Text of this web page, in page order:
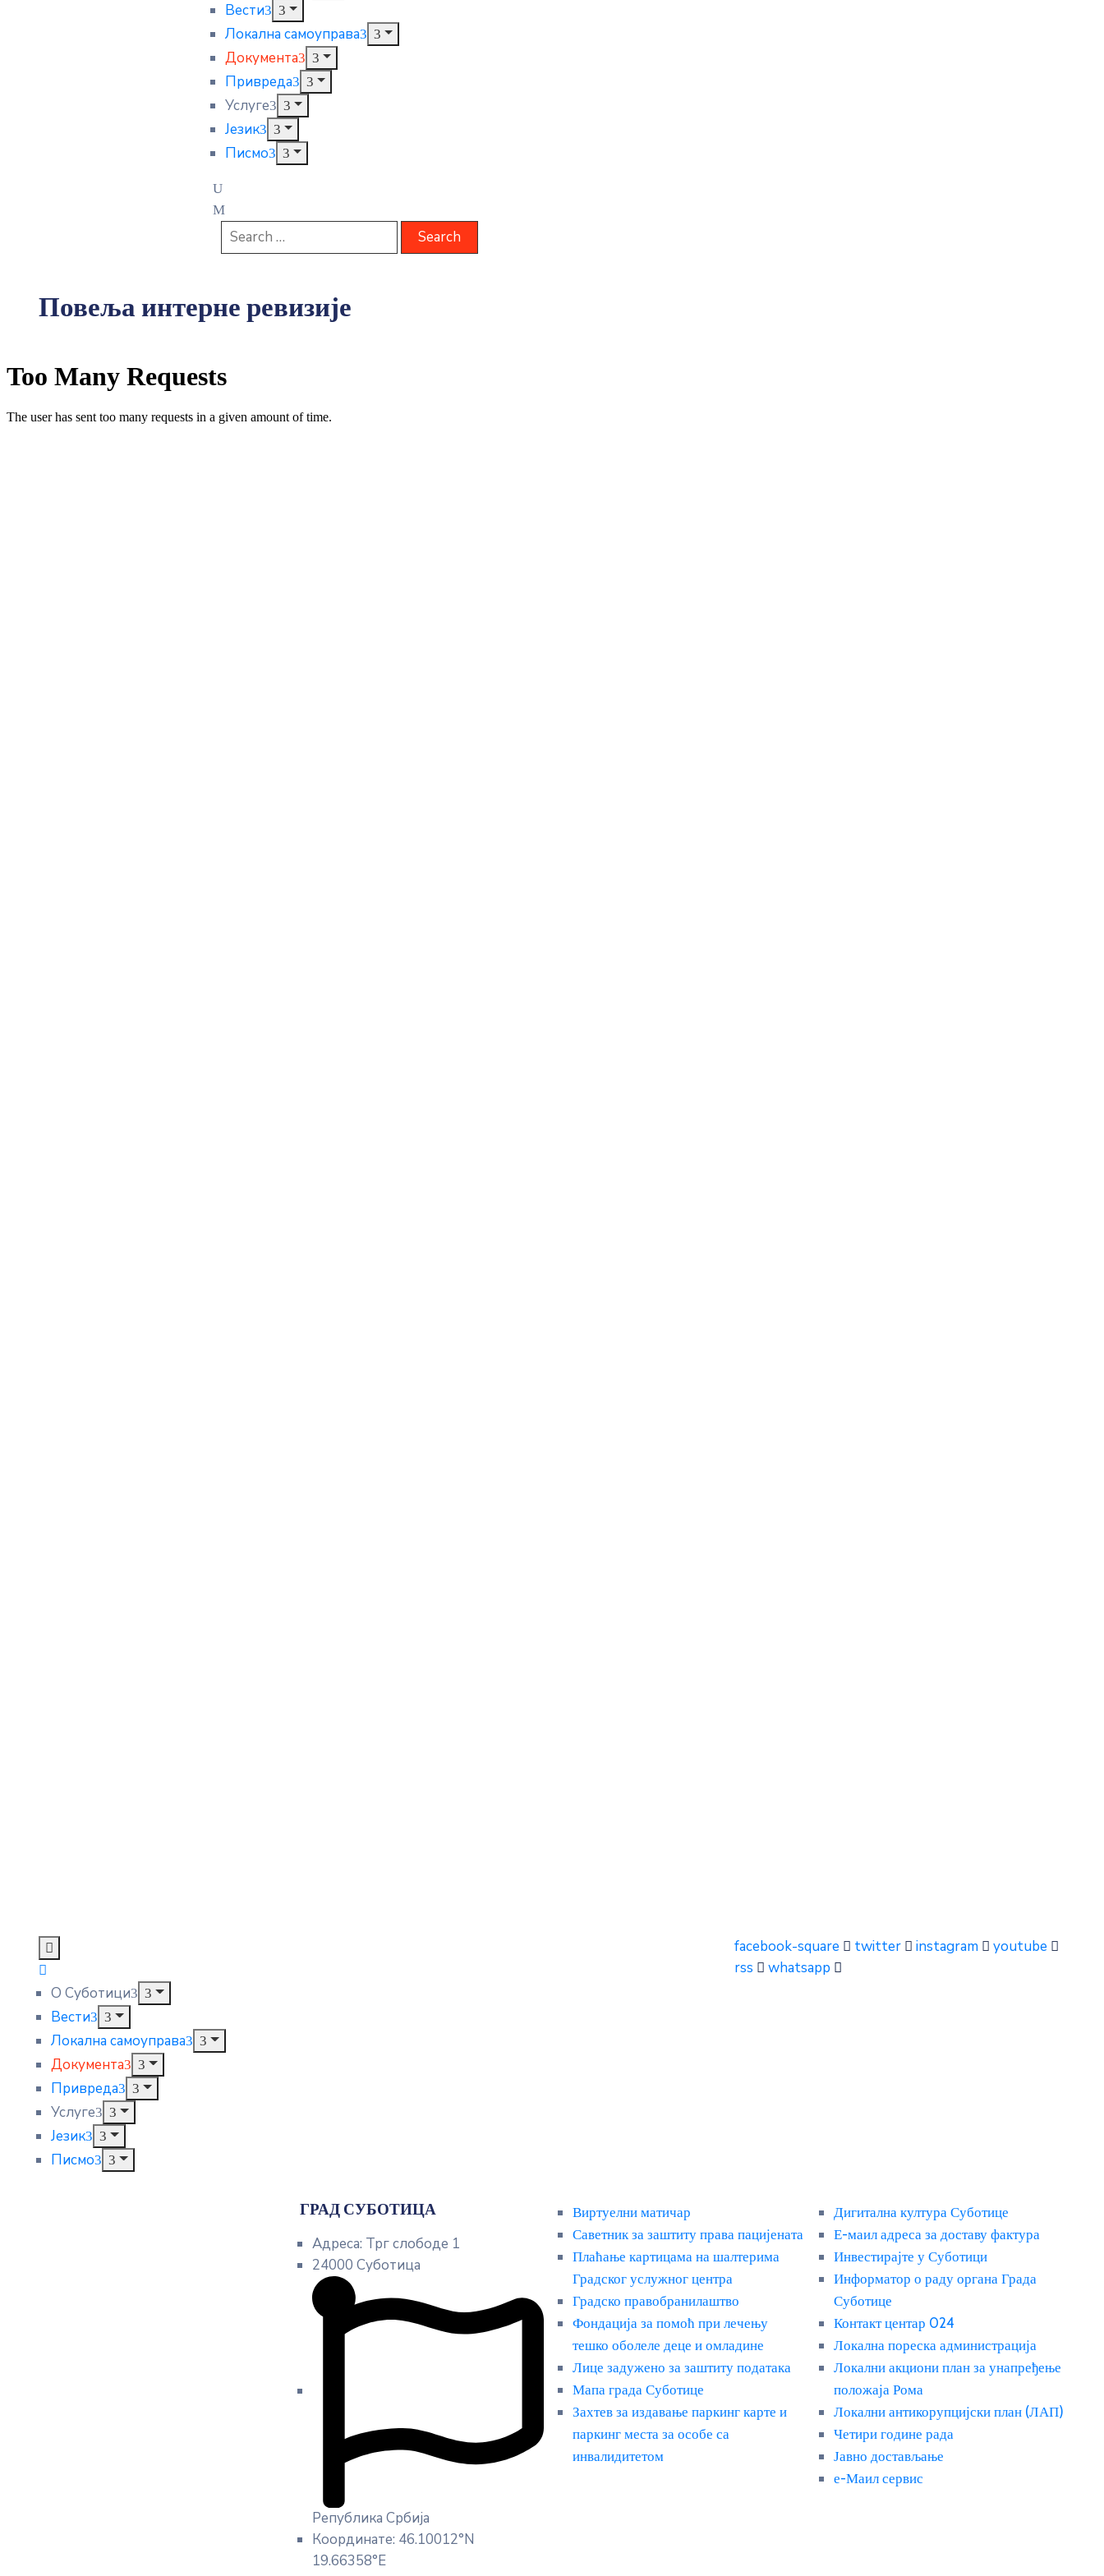
Вести
Локална самоуправа
Документа
Привреда
Услуге
Језик
Писмо
Повеља интерне ревизије
О Суботици
Вести
Локална самоуправа
Документа
Привреда
Услуге
Језик
Писмо
facebook-square twitter instagram
youtube
rss
whatsapp
ГРАД СУБОТИЦА
Адреса: Трг слободе 1
24000 Суботица
Република Србија
Координате: 46.10012°N
19.66358°E
Виртуелни матичар
Саветник за заштиту права пацијената
Плаћање картицама на шалтерима
Градског услужног центра
Градско правобранилаштво
Фондација за помоћ при лечењу
тешко оболеле деце и омладине
Лице задужено за заштиту података
Мапа града Суботице
Захтев за издавање паркинг карте и
паркинг места за особе са
инвалидитетом
Дигитална култура Суботице
Е-маил адреса за доставу фактура
Инвестирајте у Суботици
Информатор о раду органа Града
Суботице
Контакт центар 024
Локална пореска администрација
Локални акциони план за унапређење
положаја Рома
Локални антикорупцијски план (ЛАП)
Четири године рада
Јавно достављање
е-Маил сервис